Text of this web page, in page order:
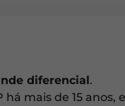
diferencial.
mais de 15 anos, e